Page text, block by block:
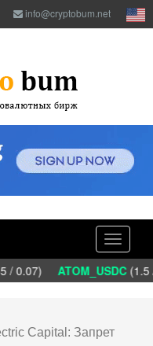
info@cryptobum.net
Toggle
/ 0.07) ATOM_USDC(1.5
Capital: Запрет